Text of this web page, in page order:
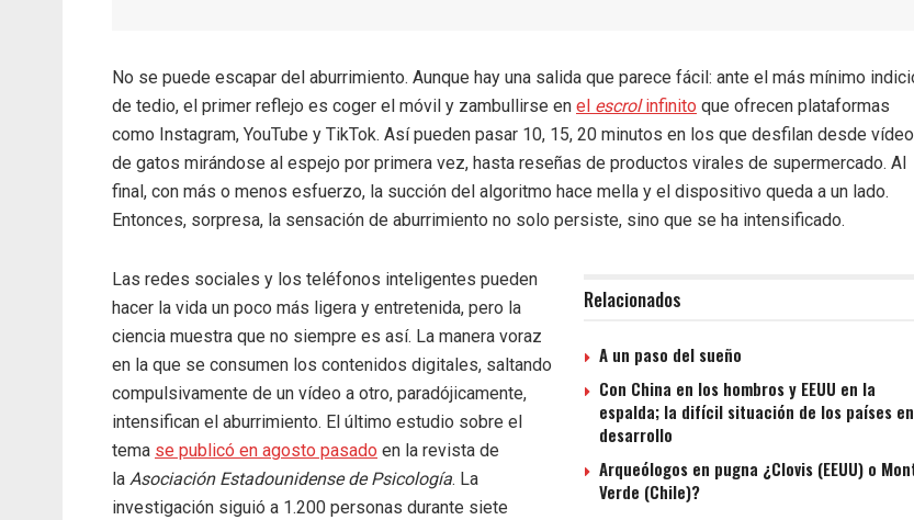
No se puede escapar del aburrimiento. Aunque hay una salida que parece fácil: ante el más mínimo
de tedio, el primer reflejo es coger el móvil y zambullirse en el escrolinfinito que ofrecen plataformas
como Instagram, YouTube y TikTok. Así pueden pasar 10, 15, 20 minutos en los que desfilan desde
de gatos mirándose al espejo por primera vez, hasta reseñas de productos virales de supermercado. Al
final, con más o menos esfuerzo, la succión del algoritmo hace mella y el dispositivo queda a un lado.
Entonces, sorpresa, la sensación de aburrimiento no solo persiste, sino que se ha intensificado.
Relacionados
A un paso del sueño
Con China en los hombros y EEUU en la
espalda; la difícil situación de los países en
desarrollo
Arqueólogos en pugna ¿Clovis (EEUU) o
Verde (Chile)?
Las redes sociales y los teléfonos inteligentes pueden
hacer la vida un poco más ligera y entretenida, pero la
ciencia muestra que no siempre es así. La manera voraz
en la que se consumen los contenidos digitales, saltando
compulsivamente de un vídeo a otro, paradójicamente,
intensifican el aburrimiento. El último estudio sobre el
tema se publicó en agosto pasado en la revista de
la Asociación Estadounidense de Psicología. La
investigación siguió a 1.200 personas durante siete